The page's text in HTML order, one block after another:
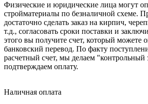
Физические и юридические лица могут
стройматериалы по безналичной схеме.
достаточно сделать заказ на кирпич,
т.д., согласовать сроки поставки и
этого вы получите счет, который можете
банковский перевод. По факту
расчетный счет, мы делаем "контрольный
подтверждаем оплату.
Наличная оплата